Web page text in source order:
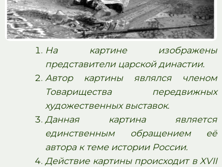
На картине изображены
представители царской династии.
Автор картины являлся членом
Товарищества передвижных
художественных выставок.
Данная картина является
единственным обращением её
автора к теме истории России.
Действие картины происходит в XVII